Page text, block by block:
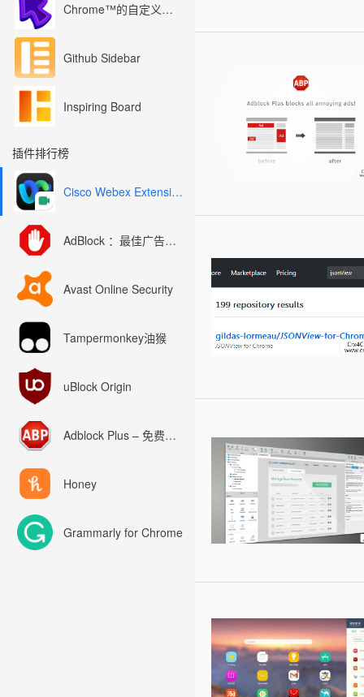
Chrome™的自定义光标
Github Sidebar
Inspiring Board
插件排行榜
Cisco Webex Extension
AdBlock ：最佳广告拦截工具
Avast Online Security
Tampermonkey油猴
uBlock Origin
Adblock Plus – 免费的广告拦截器
Honey
Grammarly for Chrome